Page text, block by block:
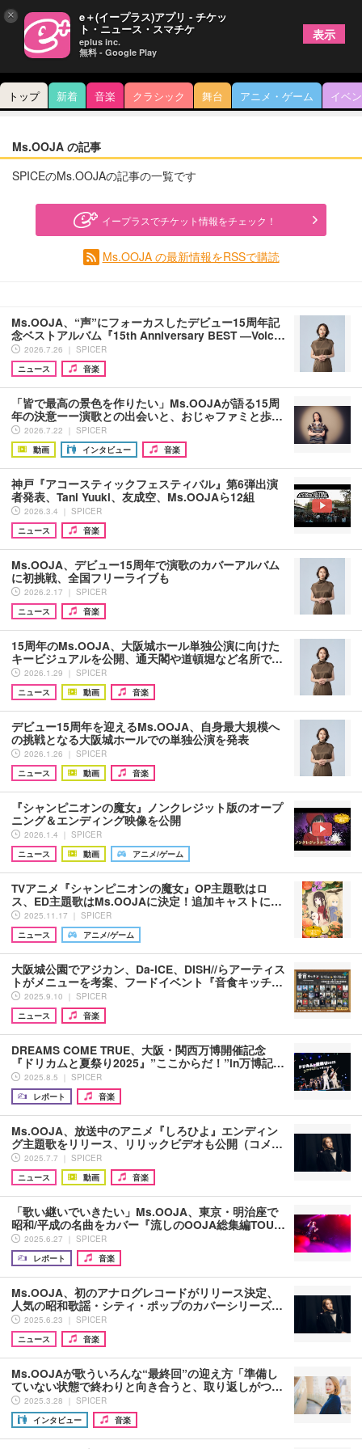
トップ 新着 音楽 クラシック 舞台 アニメ・ゲーム イベ
Ms.OOJA の記事
SPICEのMs.OOJAの記事の一覧です
イープラスでチケット情報をチェック！
Ms.OOJA の最新情報をRSSで購読
Ms.OOJA、“声”にフォーカスしたデビュー15周年記
念ベストアルバム『15th Anniversary BEST ―Voic…
2026.7.26 ｜ SPICER
ニュース
音楽
「皆で最高の景色を作りたい」Ms.OOJAが語る15周
年の決意ーー演歌との出会いと、おじゃファミと歩…
2026.7.22 ｜ SPICER
動画
インタビュー 音楽
神戸『アコースティックフェスティバル』第6弾出演
者発表、Tani Yuuki、友成空、Ms.OOJAら12組
2026.3.4 ｜ SPICER
ニュース
音楽
Ms.OOJA、デビュー15周年で演歌のカバーアルバム
に初挑戦、全国フリーライブも
2026.2.17 ｜ SPICER
ニュース
音楽
15周年のMs.OOJA、大阪城ホール単独公演に向けた
キービジュアルを公開、通天閣や道頓堀など名所で…
2026.1.29 ｜ SPICER
ニュース
動画 音楽
デビュー15周年を迎えるMs.OOJA、自身最大規模へ
の挑戦となる大阪城ホールでの単独公演を発表
2026.1.26 ｜ SPICER
ニュース
動画 音楽
『シャンピニオンの魔女』ノンクレジット版のオープ
ニング＆エンディング映像を公開
2026.1.4 ｜ SPICER
ニュース
動画 アニメ/ゲーム
TVアニメ『シャンピニオンの魔女』OP主題歌はロ
ス、ED主題歌はMs.OOJAに決定！追加キャストに…
2025.11.17 ｜ SPICER
ニュース
アニメ/ゲーム
大阪城公園でアジカン、Da-iCE、DISH//らアーティス
トがメニューを考案、フードイベント『音食キッチ…
2025.9.10 ｜ SPICER
ニュース
音楽
DREAMS COME TRUE、大阪・関西万博開催記念
『ドリカムと夏祭り2025』”ここからだ！”in万博記…
2025.8.5 ｜ SPICER
レポート
音楽
Ms.OOJA、放送中のアニメ『しろひよ』エンディン
グ主題歌をリリース、リリックビデオも公開（コメ…
2025.7.7 ｜ SPICER
ニュース
動画 音楽
「歌い継いでいきたい」Ms.OOJA、東京・明治座で
昭和/平成の名曲をカバー『流しのOOJA総集編TOU…
2025.6.27 ｜ SPICER
レポート
音楽
Ms.OOJA、初のアナログレコードがリリース決定、
人気の昭和歌謡・シティ・ポップのカバーシリーズ…
2025.6.23 ｜ SPICER
ニュース
音楽
Ms.OOJAが歌ういろんな“最終回”の迎え方「準備し
ていない状態で終わりと向き合うと、取り返しがつ…
2025.3.28 ｜ SPICER
インタビュー
音楽
× e＋(イープラス)アプリ - チケッ
ト・ニュース・スマチケ
eplus inc.
無料 - Google Play
表示